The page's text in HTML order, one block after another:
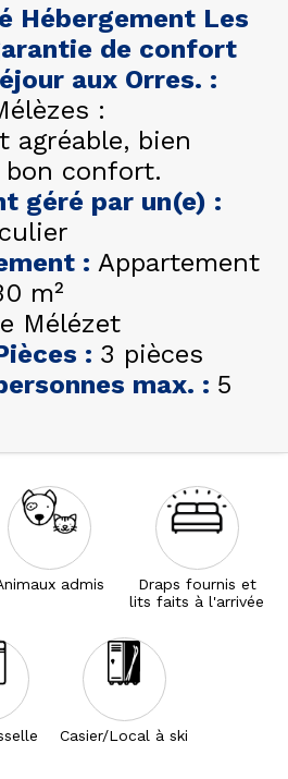
92 44 19 17
Hébergement Les
de confort
aux Orres. :
:
agréable, bien
bon confort.
géré par un(e) :
: Appartement
m²
Mélézet
: 3 pièces
max. : 5
admis
Draps fournis et
lits faits à l'arrivée
Casier/Local à ski